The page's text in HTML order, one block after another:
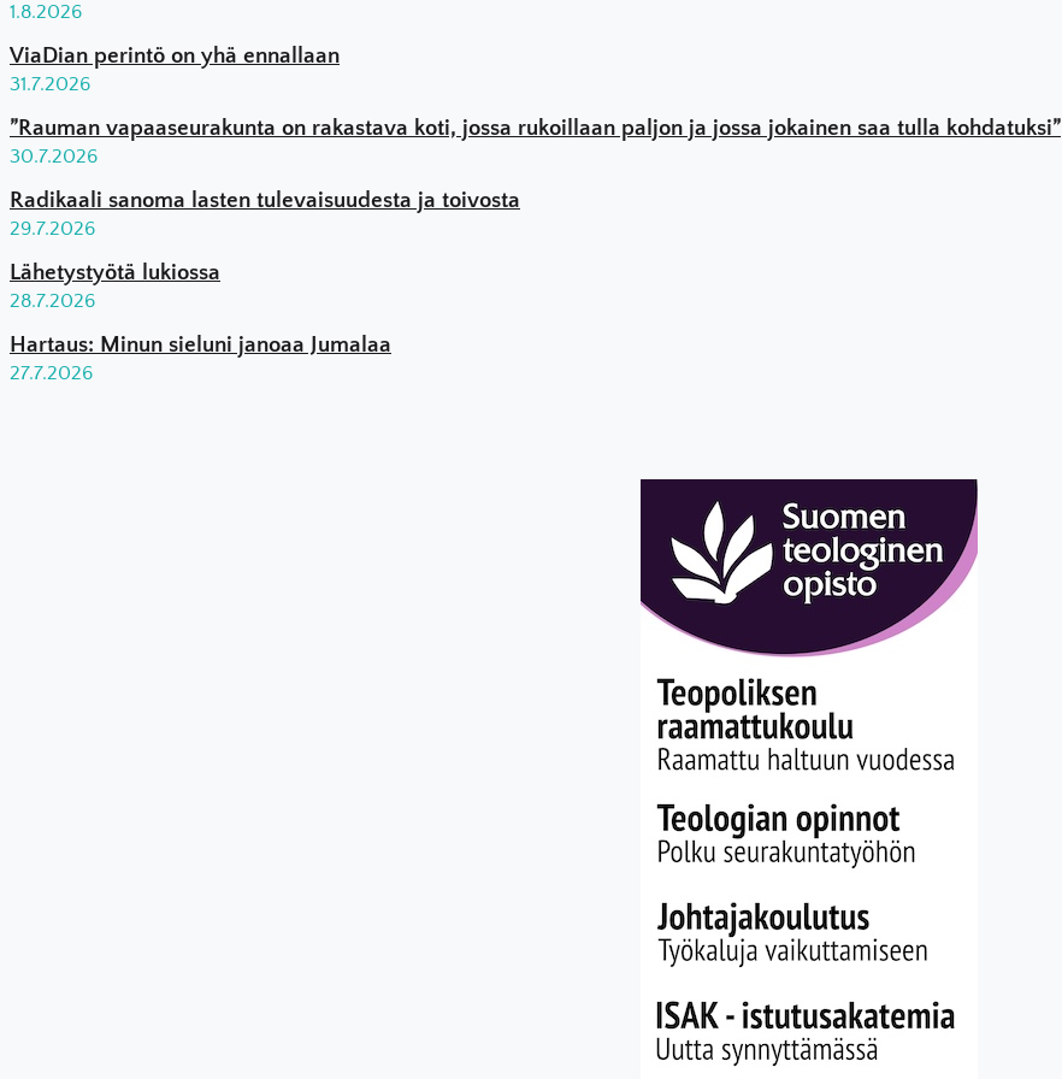
1.8.2026
ViaDian perintö on yhä ennallaan
31.7.2026
”Rauman vapaaseurakunta on rakastava koti, jossa rukoillaan paljon ja jossa jokainen saa tulla kohdatuksi”
30.7.2026
Radikaali sanoma lasten tulevaisuudesta ja toivosta
29.7.2026
Lähetystyötä lukiossa
28.7.2026
Hartaus: Minun sieluni janoaa Jumalaa
27.7.2026